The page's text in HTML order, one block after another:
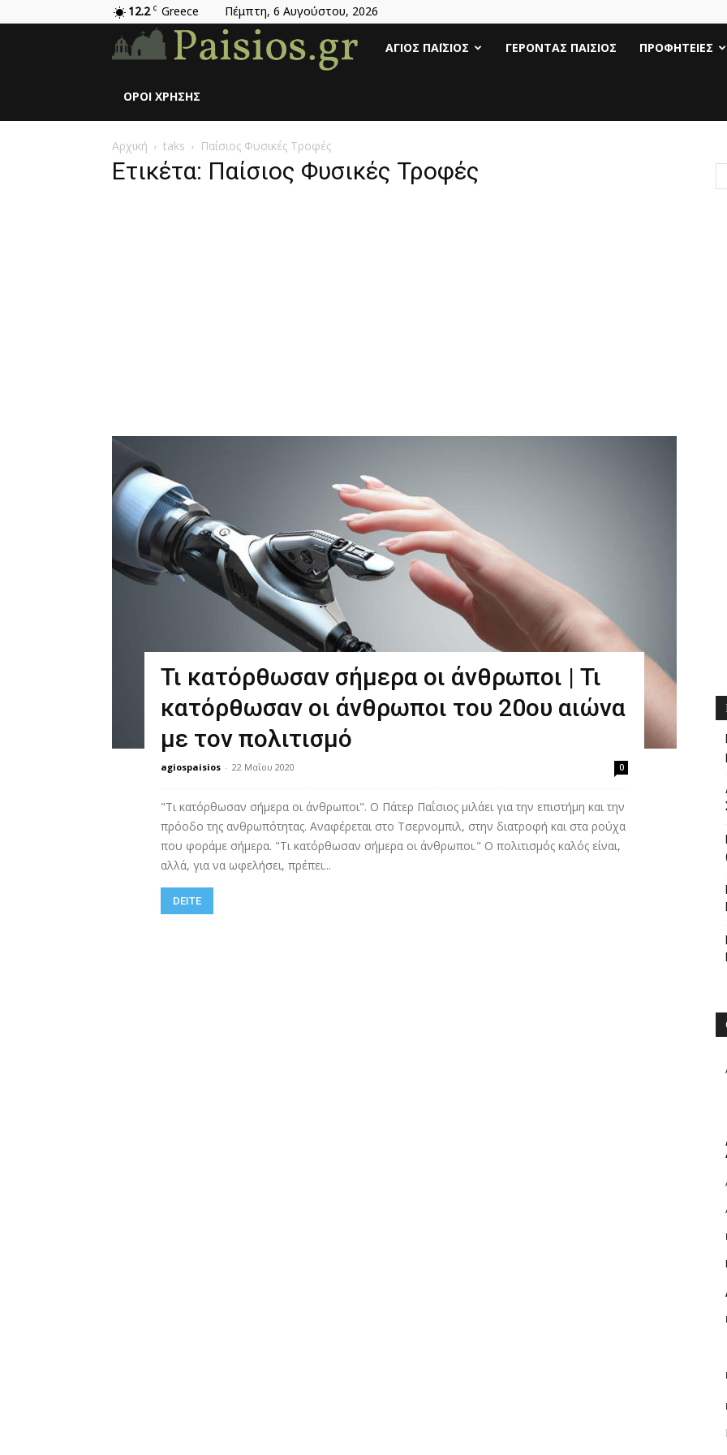
12.2 C Greece Πέμπτη, 6 Αυγούστου, 2026
Άγιος
ΆΓΙΟΣ ΠΑΪ́ΣΙΟΣ ΓΈΡΟΝΤΑΣ ΠΑΊΣΙΟΣ ΠΡΟΦΗΤΕΊΕΣ
ΌΡΟΙ ΧΡΉΣΗΣ
Αρχική taks Παίσιος Φυσικές Τροφές
Ετικέτα: Παίσιος Φυσικές Τροφές
Τι κατόρθωσαν σήμερα οι άνθρωποι | Τι
κατόρθωσαν οι άνθρωποι του 20ου αιώνα
με τον πολιτισμό
agiospaisios - 22 Μαΐου 2020 0
"Τι κατόρθωσαν σήμερα οι άνθρωποι". Ο Πάτερ Παΐσιος μιλάει για την επιστήμη και την
πρόοδο της ανθρωπότητας. Αναφέρεται στο Τσερνομπιλ, στην διατροφή και στα ρούχα
που φοράμε σήμερα. "Τι κατόρθωσαν σήμερα οι άνθρωποι." Ο πολιτισμός καλός είναι,
αλλά, για να ωφελήσει, πρέπει...
DEITE